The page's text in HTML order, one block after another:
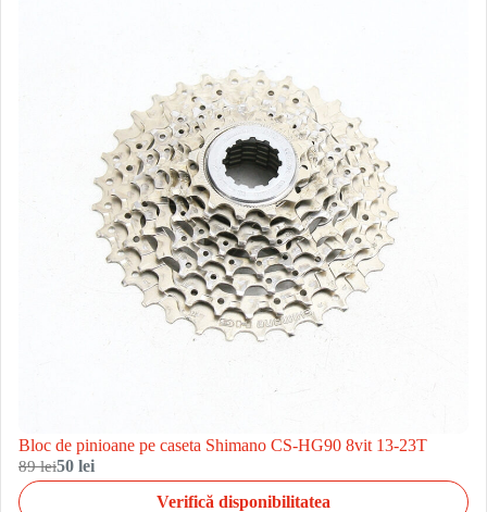
Bloc de pinioane pe caseta Shimano CS-HG90 8vit 13-23T
89 lei50 lei
Verifică disponibilitatea